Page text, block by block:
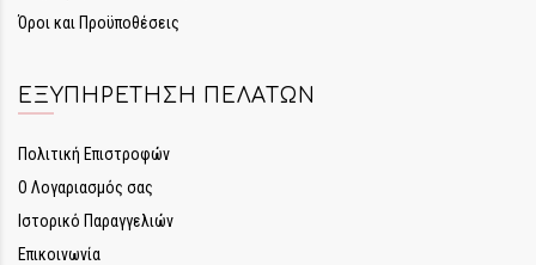
Όροι και Προϋποθέσεις
ΕΞΥΠΗΡΈΤΗΣΗ ΠΕΛΑΤΏΝ
Πολιτική Επιστροφών
Ο Λογαριασμός σας
Ιστορικό Παραγγελιών
Επικοινωνία